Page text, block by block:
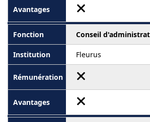
Conseil
Fleurus